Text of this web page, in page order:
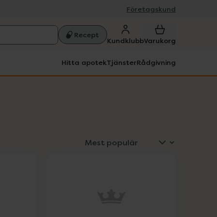
Företagskund
Recept
KundklubbVarukorg
Hitta apotekTjänsterRådgivning